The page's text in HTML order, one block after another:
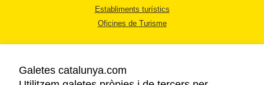
Establiments turístics
Oficines de Turisme
Galetes catalunya.com